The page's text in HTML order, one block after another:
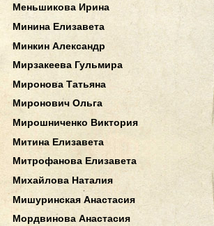
Меньшикова Ирина
Минина Елизавета
Минкин Александр
Мирзакеева Гульмира
Миронова Татьяна
Миронович Ольга
Мирошниченко Виктория
Митина Елизавета
Митрофанова Елизавета
Михайлова Наталия
Мишуринская Анастасия
Мордвинова Анастасия